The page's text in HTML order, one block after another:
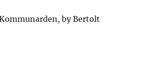
by Bertolt